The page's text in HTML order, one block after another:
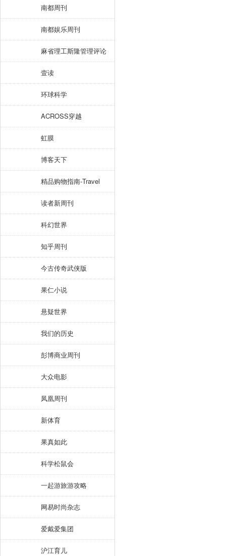
南都周刊
南都娱乐周刊
麻省理工斯隆管理评论
壹读
环球科学
ACROSS穿越
虹膜
博客天下
精品购物指南-Travel
读者新周刊
科幻世界
知乎周刊
今古传奇武侠版
果仁小说
悬疑世界
我们的历史
彭博商业周刊
大众电影
凤凰周刊
新体育
果真如此
科学松鼠会
一起游旅游攻略
网易时尚杂志
爱戴爱集团
沪江育儿